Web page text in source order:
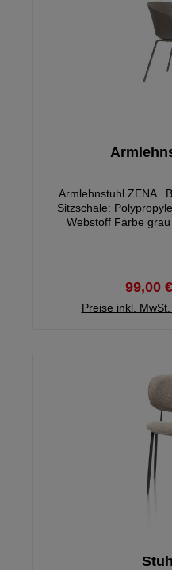
Armlehnstuhl ZENA
Sitzschale:
Webstoff Farbe
99,00 €
Preise inkl.